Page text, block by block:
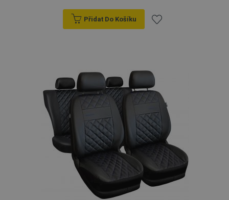
Přidat Do Košíku
oblíbeným